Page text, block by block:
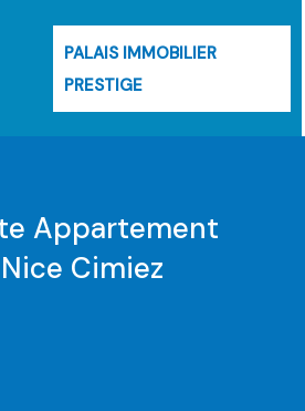
PALAIS IMMOBILIER
PRESTIGE
Appartement
Nice Cimiez